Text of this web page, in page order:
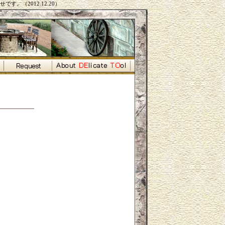
です。（2012.12.20）